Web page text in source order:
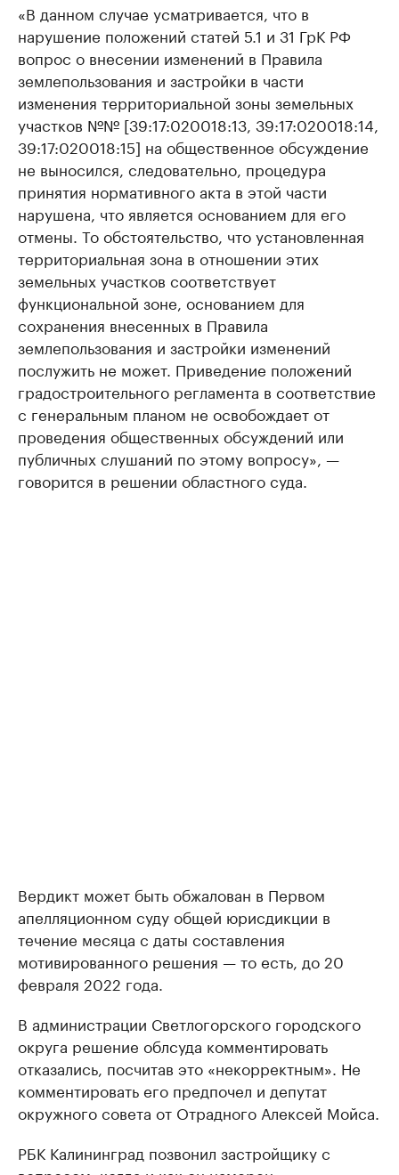
«В данном случае усматривается, что в
нарушение положений статей 5.1 и 31 ГрК РФ
вопрос о внесении изменений в Правила
землепользования и застройки в части
изменения территориальной зоны земельных
участков №№ [39:17:020018:13, 39:17:020018:14,
39:17:020018:15] на общественное обсуждение
не выносился, следовательно, процедура
принятия нормативного акта в этой части
нарушена, что является основанием для его
отмены. То обстоятельство, что установленная
территориальная зона в отношении этих
земельных участков соответствует
функциональной зоне, основанием для
сохранения внесенных в Правила
землепользования и застройки изменений
послужить не может. Приведение положений
градостроительного регламента в соответствие
с генеральным планом не освобождает от
проведения общественных обсуждений или
публичных слушаний по этому вопросу», —
говорится в решении областного суда.
Вердикт может быть обжалован в Первом
апелляционном суду общей юрисдикции в
течение месяца с даты составления
мотивированного решения — то есть, до 20
февраля 2022 года.
В администрации Светлогорского городского
округа решение облсуда комментировать
отказались, посчитав это «некорректным». Не
комментировать его предпочел и депутат
окружного совета от Отрадного Алексей Мойса.
РБК Калининград позвонил застройщику с